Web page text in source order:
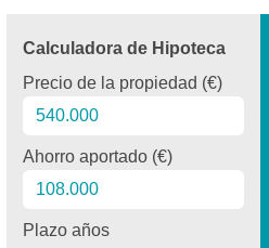
Calculadora de Hipoteca
Precio de la propiedad (€)
Ahorro aportado (€)
Plazo años